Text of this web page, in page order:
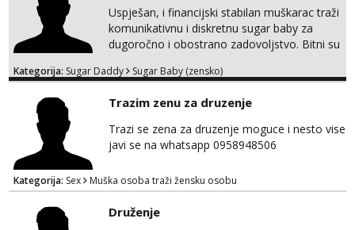
Uspješan, i financijski stabilan muškarac traži
komunikativnu i diskretnu sugar baby za
dugoročno i obostrano zadovoljstvo. Bitni su
dogovor bez komplikacija. Nagrada
želiš – javi se privatno s kratkim opisom i
fotografijom.
Kategorija: Sugar Daddy Sugar Baby (zensko)
Trazim zenu za druzenje
Trazi se zena za druzenje moguce i nesto vise
javi se na whatsapp 0958948506
Kategorija: Sex Muška osoba traži žensku osobu
Druženje